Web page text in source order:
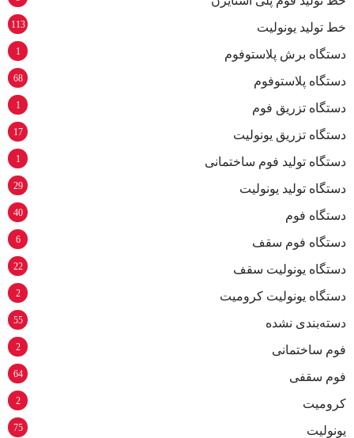
خط تولید یونولیت 113
دستگاه برش پلاستوفوم 1
دستگاه پلاستوفوم 68
دستگاه تزریق فوم 1
دستگاه تزریق یونولیت 17
دستگاه تولید فوم ساختمانی 1
دستگاه تولید یونولیت 29
دستگاه فوم 40
دستگاه فوم سقف 6
دستگاه یونولیت سقف 22
دستگاه یونولیت کرومیت 2
دسته‌بندی نشده 55
فوم ساختمانی 2
فوم سقفی 64
کرومیت 2
یونولیت 75